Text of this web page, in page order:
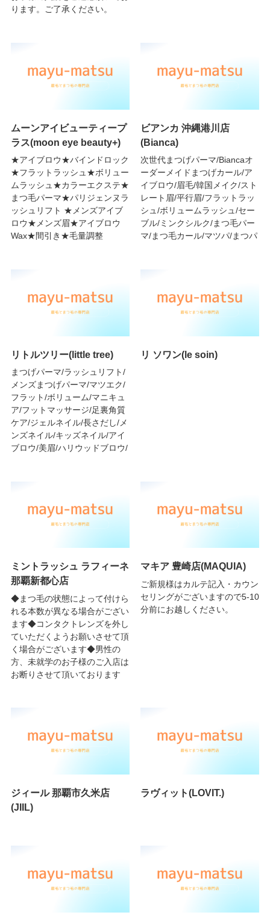
ります。ご了承ください。
ムーンアイビューティープ
ラス(moon eye beauty+)
★アイブロウ★バインドロック
★フラットラッシュ★ボリュー
ムラッシュ★カラーエクステ★
まつ毛パーマ★パリジェンヌラ
ッシュリフト ★メンズアイブ
ロウ★メンズ眉★アイブロウ
Wax★間引き★毛量調整
ビアンカ 沖縄港川店
(Bianca)
次世代まつげパーマ/Biancaオ
ーダーメイドまつげカール/ア
イブロウ/眉毛/韓国メイク/スト
レート眉/平行眉/フラットラッ
シュ/ボリュームラッシュ/セー
ブル/ミンクシルク/まつ毛パー
マ/まつ毛カール/マツパ/まつパ
リトルツリー(little tree)
まつげパーマ/ラッシュリフト/
メンズまつげパーマ/マツエク/
フラット/ボリューム/マニキュ
ア/フットマッサージ/足裏角質
ケア/ジェルネイル/長さだし/メ
ンズネイル/キッズネイル/アイ
ブロウ/美眉/ハリウッドブロウ/
リ ソワン(le soin)
ミントラッシュ ラフィーネ
那覇新都心店
◆まつ毛の状態によって付けら
れる本数が異なる場合がござい
ます◆コンタクトレンズを外し
ていただくようお願いさせて頂
く場合がございます◆男性の
方、未就学のお子様のご入店は
お断りさせて頂いております
マキア 豊崎店(MAQUIA)
ご新規様はカルテ記入・カウン
セリングがございますので5-10
分前にお越しください。
ジィール 那覇市久米店
(JIIL)
ラヴィット(LOVIT.)